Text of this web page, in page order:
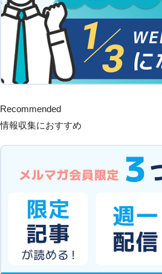
Recommended
情報収集におすすめ